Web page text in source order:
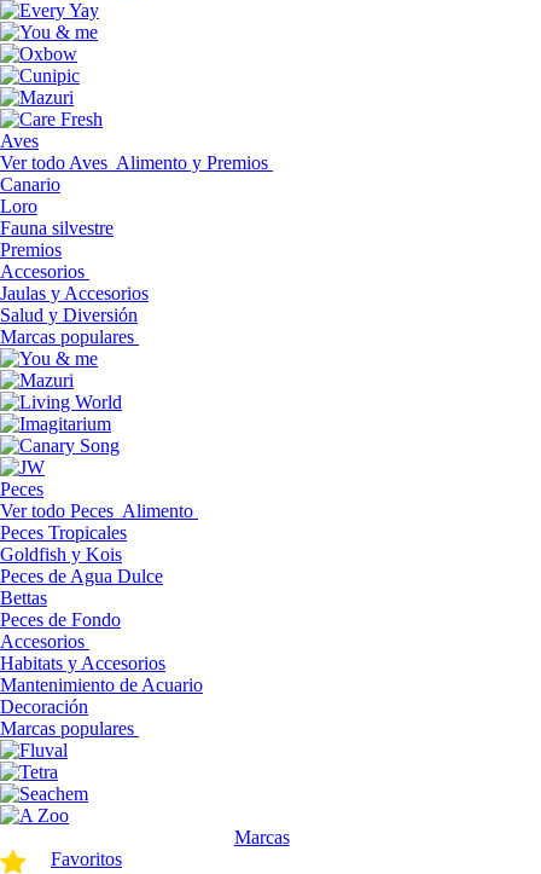
Aves
Ver todo Aves Alimento y Premios
Canario
Loro
Fauna silvestre
Premios
Accesorios
Jaulas y Accesorios
Salud y Diversión
Marcas populares
Peces
Ver todo Peces Alimento
Peces Tropicales
Goldfish y Kois
Peces de Agua Dulce
Bettas
Peces de Fondo
Accesorios
Habitats y Accesorios
Mantenimiento de Acuario
Decoración
Marcas populares
Marcas
Favoritos